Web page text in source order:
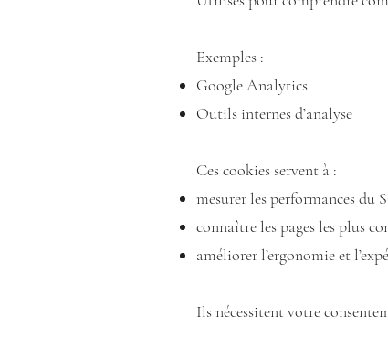
Exemples :
Google Analytics
Outils internes d’analyse
Ces cookies servent à :
mesurer les performances du
connaître les pages les plus
améliorer l’ergonomie et
Ils nécessitent votre